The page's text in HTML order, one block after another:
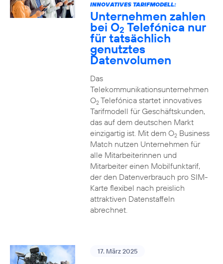
INNOVATIVES TARIFMODELL:
Unternehmen zahlen
bei O2 Telefónica nur
für tatsächlich
genutztes
Datenvolumen
Das
Telekommunikationsunternehmen
O2Telefónica startet innovatives
Tarifmodell für Geschäftskunden,
das auf dem deutschen Markt
einzigartig ist. Mit dem O2Business
Match nutzen Unternehmen für
alle Mitarbeiterinnen und
Mitarbeiter einen Mobilfunktarif,
der den Datenverbrauch pro SIM-
Karte flexibel nach preislich
attraktiven Datenstaffeln
abrechnet.
17. März 2025